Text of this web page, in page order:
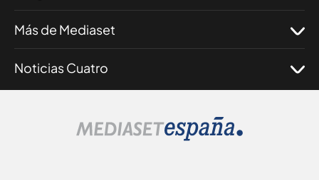
Más de Mediaset
Noticias Cuatro